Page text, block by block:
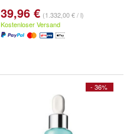
39,96 € (1.332,00 € / l)
Kostenloser Versand
- 36%